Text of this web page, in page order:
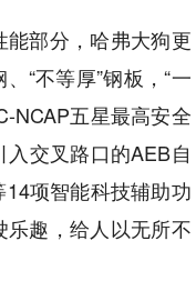
部分，哈弗大狗更
“不等厚”钢板，“一
NCAP五星最高安全
交叉路口的AEB自
项智能科技辅助功
趣，给人以无所不